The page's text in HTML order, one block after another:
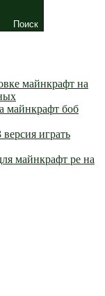
Поиск
майнкрафт на
майнкрафт боб
играть
майнкрафт pe на